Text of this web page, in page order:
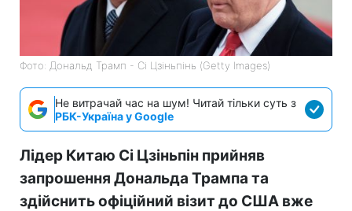
Фото: Дональд Трамп - Сі Цзіньпінь (Getty Images)
Не витрачай час на шум! Читай тільки суть з
РБК-Україна у Google
Лідер Китаю Сі Цзіньпін прийняв
запрошення Дональда Трампа та
здійснить офіційний візит до США вже